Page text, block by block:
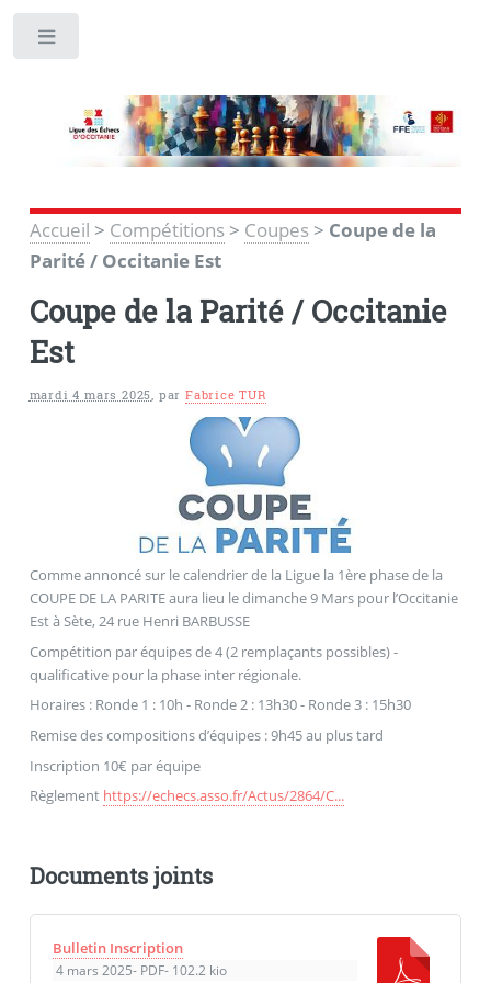
Accueil > Compétitions> Coupes> Coupe de la
Parité / Occitanie Est
Coupe de la Parité / Occitanie
Est
mardi 4 mars 2025, parFabrice TUR
Comme annoncé sur le calendrier de la Ligue la 1ère phase de la
COUPE DE LA PARITE aura lieu le dimanche 9 Mars pour l’Occitanie
Est à Sète, 24 rue Henri BARBUSSE
Compétition par équipes de 4 (2 remplaçants possibles) -
qualificative pour la phase inter régionale.
Horaires : Ronde 1 : 10h - Ronde 2 : 13h30 - Ronde 3 : 15h30
Remise des compositions d’équipes : 9h45 au plus tard
Inscription 10€ par équipe
Règlement https://echecs.asso.fr/Actus/2864/C...
Documents joints
Bulletin Inscription
4 mars 2025- PDF- 102.2 kio